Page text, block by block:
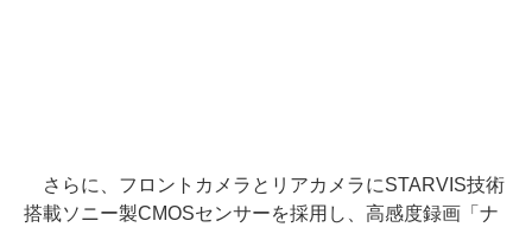
さらに、フロントカメラとリアカメラにSTARVIS技術
搭載ソニー製CMOSセンサーを採用し、高感度録画「ナ